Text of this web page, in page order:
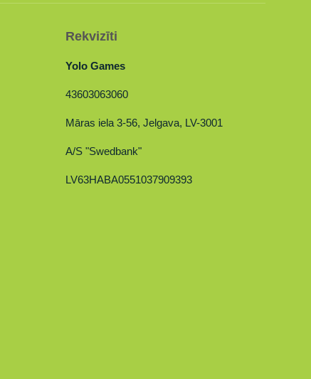
Rekvizīti
Yolo Games
43603063060
Māras iela 3-56, Jelgava, LV-3001
A/S "Swedbank"
LV63HABA0551037909393